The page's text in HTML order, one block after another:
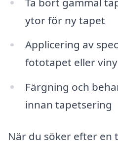
ytor för ny tapet
Applicering av
fototapet eller
Färgning och
innan tapetsering
När du söker efter en